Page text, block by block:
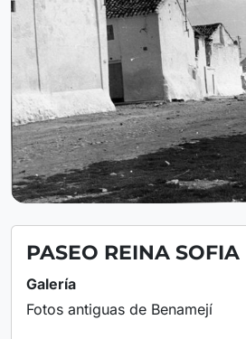
PASEO REINA SOFIA
Galería
Fotos antiguas de Benamejí